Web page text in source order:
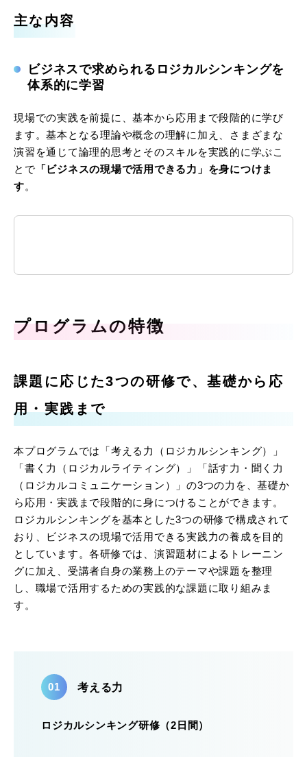
主な内容
ビジネスで求められるロジカルシンキングを
体系的に学習
現場での実践を前提に、基本から応用まで段階的に学び
ます。基本となる理論や概念の理解に加え、さまざまな
演習を通じて論理的思考とそのスキルを実践的に学ぶこ
とで 「ビジネスの現場で活用できる力」を身につけま
す。
プログラムの特徴
課題に応じた3つの研修で、基礎から応
用・実践まで
本プログラムでは「考える力（ロジカルシンキング）」
「書く力（ロジカルライティング）」「話す力・聞く力
（ロジカルコミュニケーション）」の3つの力を、基礎か
ら応用・実践まで段階的に身につけることができます。
ロジカルシンキングを基本とした3つの研修で構成されて
おり、ビジネスの現場で活用できる実践力の養成を目的
としています。各研修では、演習題材によるトレーニン
グに加え、受講者自身の業務上のテーマや課題を整理
し、職場で活用するための実践的な課題に取り組みま
す。
考える力
ロジカルシンキング研修（2日間）